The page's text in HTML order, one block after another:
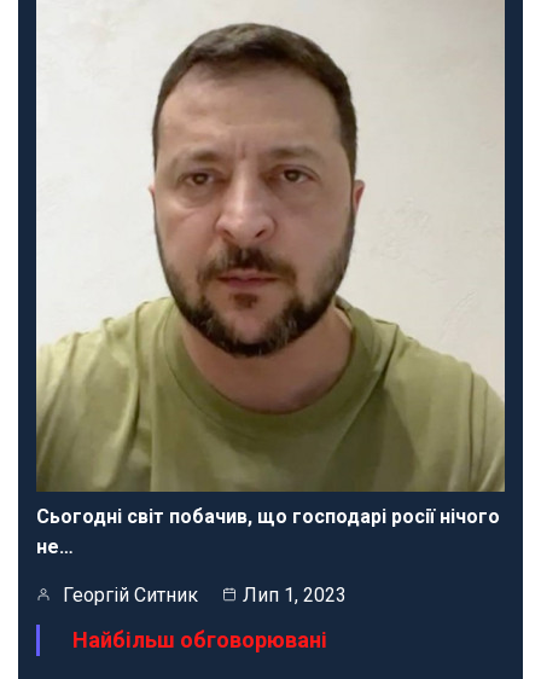
Сьогодні світ побачив, що господарі росії нічого
не…
Георгій Ситник Лип 1, 2023
Найбільш обговорювані